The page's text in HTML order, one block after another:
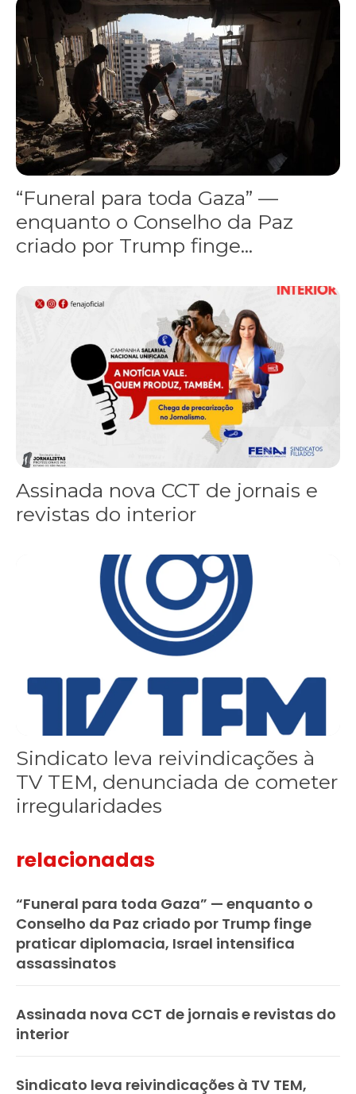
“Funeral para toda Gaza” —
enquanto o Conselho da Paz
criado por Trump finge...
Assinada nova CCT de jornais e revistas do interior
Assinada nova CCT de jornais e
revistas do interior
Sindicato leva reivindicações à TV TEM, denunciada de cometer
Sindicato leva reivindicações à
TV TEM, denunciada de cometer
irregularidades
relacionadas
“Funeral para toda Gaza” — enquanto o
Conselho da Paz criado por Trump finge
praticar diplomacia, Israel intensifica
assassinatos
Assinada nova CCT de jornais e revistas do
interior
Sindicato leva reivindicações à TV TEM,